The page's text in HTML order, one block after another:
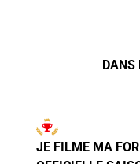
DANS
JE FILME MA